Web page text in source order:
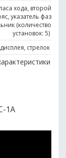
хода, второй
указатель фаз
(количество
установок: 5)
дисплея, стрелок
1A